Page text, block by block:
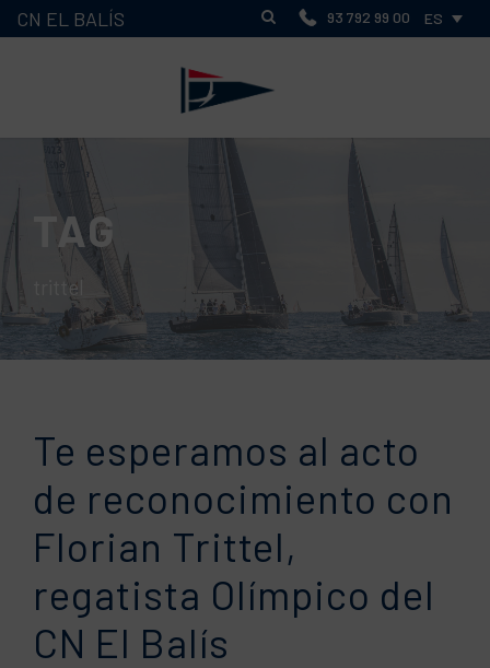
CN EL BALÍS 93 792 99 00 ES
TAG
trittel
Te esperamos al acto
de reconocimiento con
Florian Trittel,
regatista Olímpico del
CN ​​El Balís